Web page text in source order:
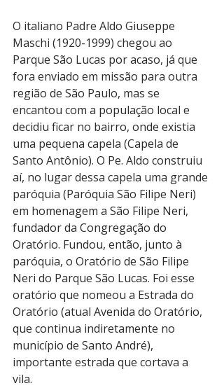
O italiano Padre Aldo Giuseppe
Maschi (1920-1999) chegou ao
Parque São Lucas por acaso, já que
fora enviado em missão para outra
região de São Paulo, mas se
encantou com a população local e
decidiu ficar no bairro, onde existia
uma pequena capela (Capela de
Santo Antônio). O Pe. Aldo construiu
aí, no lugar dessa capela uma grande
paróquia (Paróquia São Filipe Neri)
em homenagem a São Filipe Neri,
fundador da Congregação do
Oratório. Fundou, então, junto à
paróquia, o Oratório de São Filipe
Neri do Parque São Lucas. Foi esse
oratório que nomeou a Estrada do
Oratório (atual Avenida do Oratório,
que continua indiretamente no
município de Santo André),
importante estrada que cortava a
vila.